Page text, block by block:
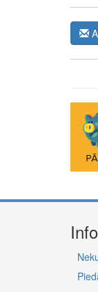
The